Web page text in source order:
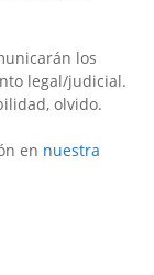
los
legal/judicial.
olvido.
en nuestra